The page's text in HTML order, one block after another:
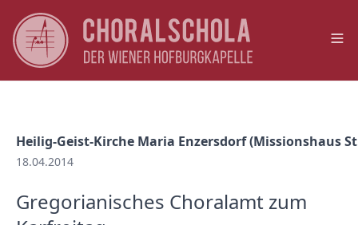
Heilig-Geist-Kirche Maria Enzersdorf (Missionshaus
18.04.2014
Gregorianisches Choralamt zum